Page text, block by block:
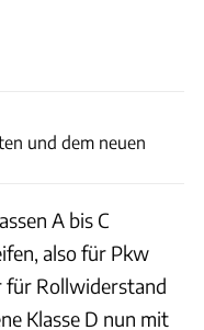
und dem neuen
A bis C
also für Pkw
für Rollwiderstand
Klasse D nun mit